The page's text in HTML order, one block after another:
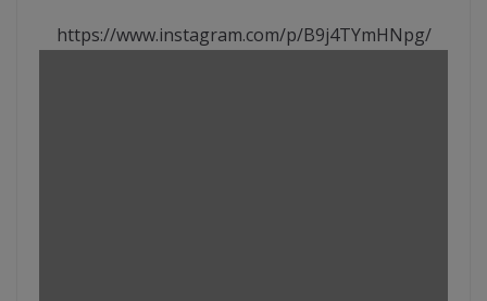
https://www.instagram.com/p/B9j4TYmHNpg/